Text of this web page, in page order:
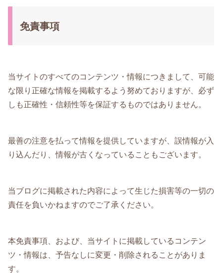
免責事項
当サイトのすべてのコンテンツ・情報につきまして、可能
な限り正確な情報を掲載するよう努めておりますが、必ず
しも正確性・信頼性等を保証するものではありません。
最善の注意を払って情報を提供していますが、誤情報が入
り込んだり、情報が古くなっていることもございます。
当ブログに掲載された内容によって生じた損害等の一切の
責任を負いかねますのでご了承ください。
本免責事項、および、当サイトに掲載しているコンテン
ツ・情報は、予告なしに変更・削除されることがありま
す。